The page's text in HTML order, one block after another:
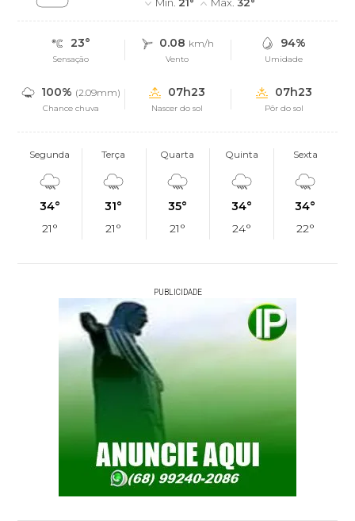
23°
Sensação
0.08 km/h
Vento
94%
Umidade
100% (2.09mm)
Chance chuva
07h23
Nascer do sol
07h23
Pôr do sol
Segunda
34°
21°
Terça
31°
21°
Quarta
35°
21°
Quinta
34°
24°
Sexta
34°
22°
PUBLICIDADE